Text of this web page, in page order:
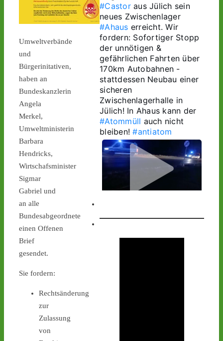
Umweltverbände
und
Bürgerinitativen,
haben an
Bundeskanzlerin
Angela
Merkel,
Umweltministerin
Barbara
Hendricks,
Wirtschafsminister
Sigmar
Gabriel und
an alle
Bundesabgeordnete
einen Offenen
Brief
gesendet.
Sie fordern:
Rechtsänderung
zur
Zulassung
von
#Castor aus Jülich sein
neues Zwischenlager
#Ahaus erreicht. Wir
fordern: Sofortiger Stopp
der unnötigen &
gefährlichen Fahrten über
170km Autobahnen -
stattdessen Neubau einer
sicheren
Zwischenlagerhalle in
#Atommüll auch nicht
bleiben! #antiatom